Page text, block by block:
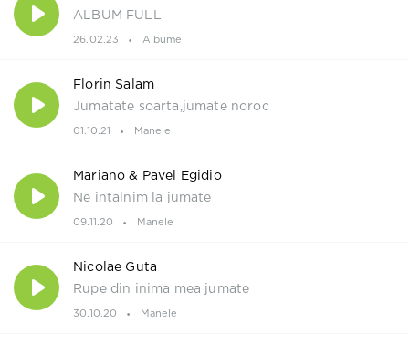
ALBUM FULL
26.02.23 Albume
Florin Salam
Jumatate soarta,jumate noroc
01.10.21 Manele
Mariano & Pavel Egidio
Ne intalnim la jumate
09.11.20 Manele
Nicolae Guta
Rupe din inima mea jumate
30.10.20 Manele